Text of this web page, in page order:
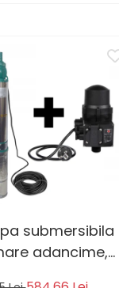
submersibila
adancime,